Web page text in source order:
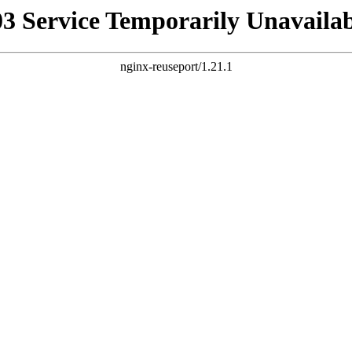
Service Temporarily
nginx-reuseport/1.21.1